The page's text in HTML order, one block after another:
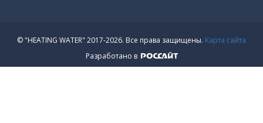
© "HEATING WATER" 2017-2026. Все права защищены. Карта сайта
Разработано в